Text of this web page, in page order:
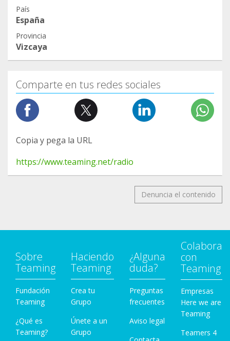
País
España
Provincia
Vizcaya
Comparte en tus redes sociales
Copia y pega la URL
https://www.teaming.net/radio
Denuncia el contenido
Sobre
Teaming
Fundación
Teaming
¿Qué es
Teaming?
Haciendo
Teaming
Crea tu
Grupo
Únete a un
Grupo
¿Alguna
duda?
Preguntas
frecuentes
Aviso legal
Colabora
con
Teaming
Empresas
Here we are
Teaming
Teamers 4